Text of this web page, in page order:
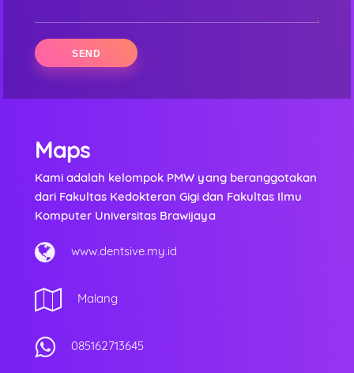
Maps
Kami adalah kelompok PMW yang beranggotakan
dari Fakultas Kedokteran Gigi dan Fakultas Ilmu
Komputer Universitas Brawijaya
www.dentsive.my.id
Malang
085162713645